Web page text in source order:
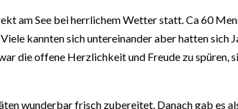
am See bei herrlichem Wetter statt. Ca 60
kannten sich untereinander aber hatten
die offene Herzlichkeit und Freude zu spüren,
wunderbar frisch zubereitet. Danach gab es